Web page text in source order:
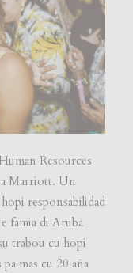
Resources
Marriott. Un
responsabilidad
famia di Aruba
trabou cu hopi
mas cu 20 aña